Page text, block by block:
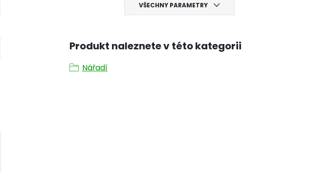
VŠECHNY PARAMETRY
Produkt naleznete v této kategorii
Nářadí